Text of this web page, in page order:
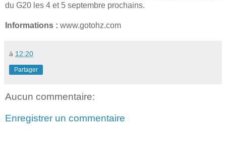
du G20 les 4 et 5 septembre prochains.
Informations : www.gotohz.com
à 12:20
Partager
Aucun commentaire:
Enregistrer un commentaire